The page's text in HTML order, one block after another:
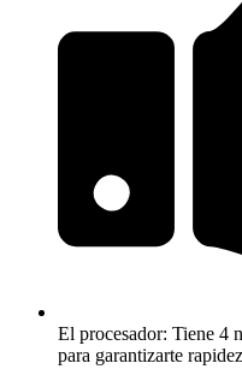
El procesador: Tiene 4
para garantizarte